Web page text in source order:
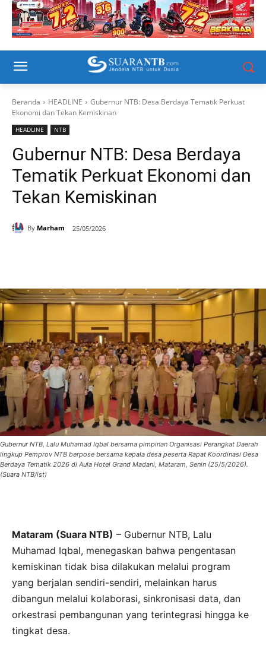
Beranda HEADLINE
Gubernur NTB: Desa Berdaya Tematik Perkuat
Ekonomi dan Tekan Kemiskinan
HEADLINE NTB
Gubernur NTB: Desa Berdaya
Tematik Perkuat Ekonomi dan
Tekan Kemiskinan
By Marham 25/05/2026
Gubernur NTB, Lalu Muhamad Iqbal bersama pimpinan Organisasi Perangkat Daerah
lingkup Pemprov NTB berpose bersama kepala desa peserta Rapat Koordinasi Desa
Berdaya Tematik 2026 di Aula Hotel Grand Madani, Mataram, Senin (25/5/2026).
(Suara NTB/ist)
Mataram (Suara NTB) – Gubernur NTB, Lalu
Muhamad Iqbal, menegaskan bahwa pengentasan
kemiskinan tidak bisa dilakukan melalui program
yang berjalan sendiri-sendiri, melainkan harus
dibangun melalui kolaborasi, sinkronisasi data, dan
orkestrasi pembangunan yang terintegrasi hingga ke
tingkat desa.